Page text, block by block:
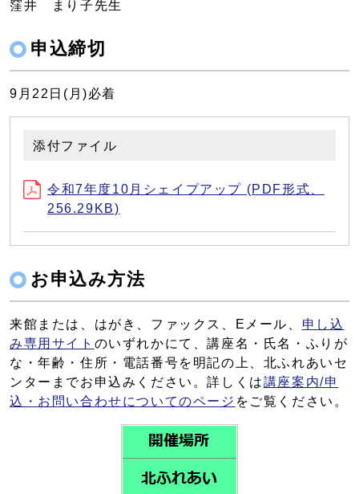
窪井 まり子先生
申込締切
9月22日(月)必着
添付ファイル
令和7年度10月シェイプアップ (PDF形式、
256.29KB)
お申込み方法
来館または、はがき、ファックス、Eメール、 申し込
み専用サイト のいずれかにて、講座名・氏名・ふりが
な・年齢・住所・電話番号を明記の上、北ふれあいセ
ンターまでお申込みください。詳しくは講座案内/申
込・お問い合わせについてのページ をご覧ください。